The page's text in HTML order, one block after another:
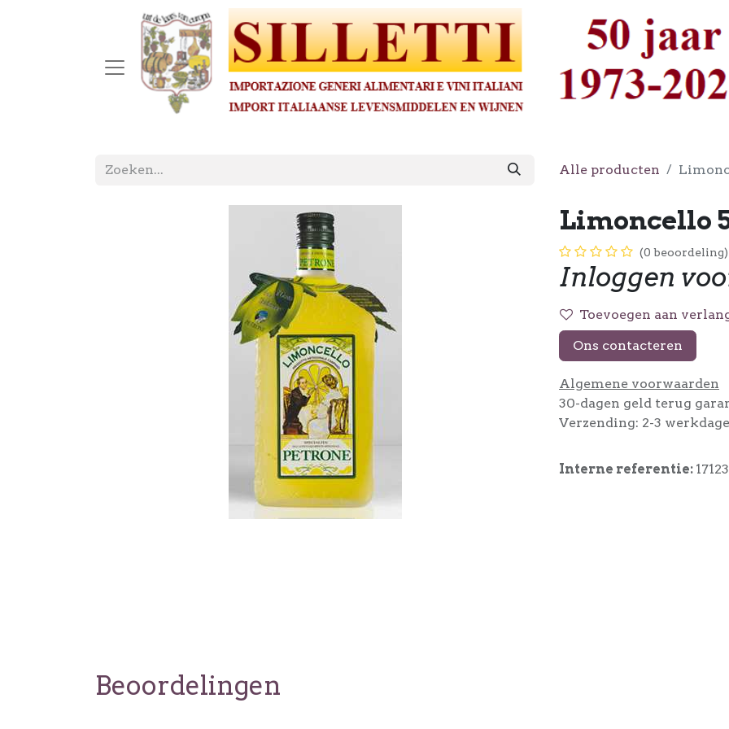
Alle producten
Limoncello
(0 beoordeling)
Inloggen
Toevoegen aan
Ons contacteren
Algemene voorwaarden
30-dagen geld terug
Verzending: 2-3
Interne referentie: 17123
Beoordelingen